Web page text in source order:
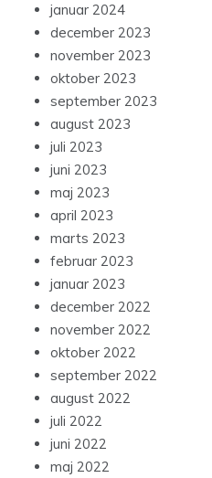
januar 2024
december 2023
november 2023
oktober 2023
september 2023
august 2023
juli 2023
juni 2023
maj 2023
april 2023
marts 2023
februar 2023
januar 2023
december 2022
november 2022
oktober 2022
september 2022
august 2022
juli 2022
juni 2022
maj 2022